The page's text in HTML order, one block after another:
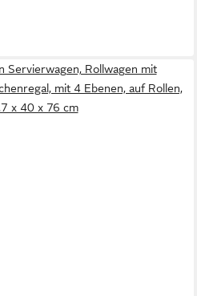
Servierwagen, Rollwagen mit
mit 4 Ebenen, auf Rollen,
x 40 x 76 cm